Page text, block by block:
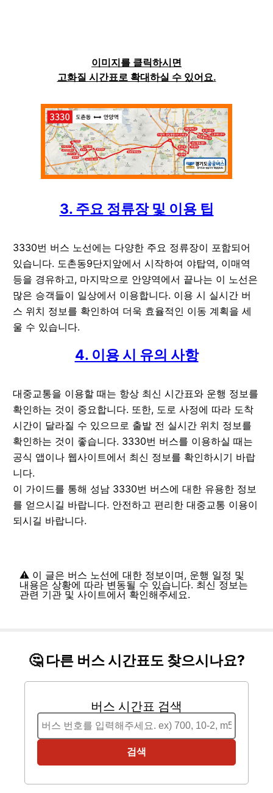
이미지를 클릭하시면
고화질 시간표로 확대하실 수 있어요.
3. 주요 정류장 및 이용 팁
3330번 버스 노선에는 다양한 주요 정류장이 포함되어
있습니다. 도촌동9단지앞에서 시작하여 야탑역, 이매역
등을 경유하고, 마지막으로 안양역에서 끝나는 이 노선은
많은 승객들이 일상에서 이용합니다. 이용 시 실시간 버
스 위치 정보를 확인하여 더욱 효율적인 이동 계획을 세
울 수 있습니다.
4. 이용 시 유의 사항
대중교통을 이용할 때는 항상 최신 시간표와 운행 정보를
확인하는 것이 중요합니다. 또한, 도로 사정에 따라 도착
시간이 달라질 수 있으므로 출발 전 실시간 위치 정보를
확인하는 것이 좋습니다. 3330번 버스를 이용하실 때는
공식 앱이나 웹사이트에서 최신 정보를 확인하시기 바랍
니다.
이 가이드를 통해 성남 3330번 버스에 대한 유용한 정보
를 얻으시길 바랍니다. 안전하고 편리한 대중교통 이용이
되시길 바랍니다.
⚠️ 이 글은 버스 노선에 대한 정보이며, 운행 일정 및
내용은 상황에 따라 변동될 수 있습니다. 최신 정보는
관련 기관 및 사이트에서 확인해주세요.
🤔 다른 버스 시간표도 찾으시나요?
버스 시간표 검색
검색